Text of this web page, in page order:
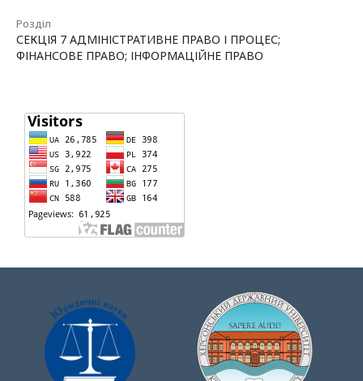
Розділ
СЕКЦІЯ 7 АДМІНІСТРАТИВНЕ ПРАВО І ПРОЦЕС;
ФІНАНСОВЕ ПРАВО; ІНФОРМАЦІЙНЕ ПРАВО